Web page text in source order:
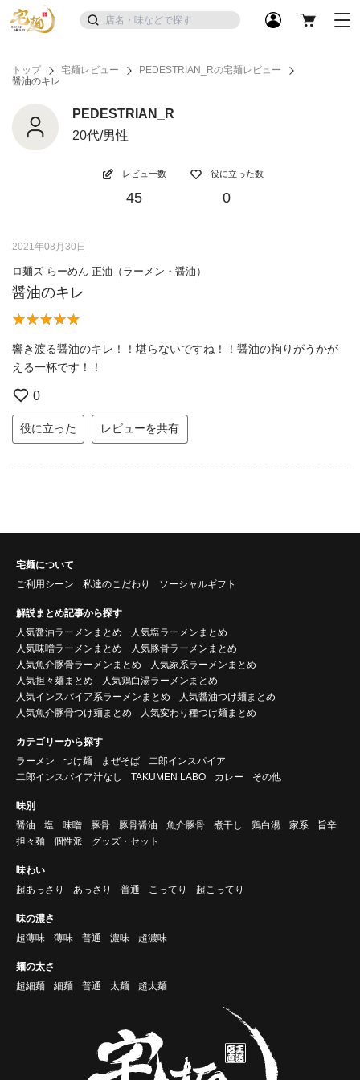
トップ 宅麺レビュー
PEDESTRIAN_Rの宅麺レビュー
醤油のキレ
PEDESTRIAN_R
20代/男性
レビュー数
45
役に立った数
0
2021年08月30日
ロ麺ズ らーめん 正油（ラーメン・醤油）
醤油のキレ
響き渡る醤油のキレ！！堪らないですね！！醤油の拘りがうかが
える一杯です！！
0
役に立った レビューを共有
宅麺について
ご利用シーン
私達のこだわり ソーシャルギフト
解説まとめ記事から探す
人気醤油ラーメンまとめ
人気塩ラーメンまとめ
人気味噌ラーメンまとめ
人気豚骨ラーメンまとめ
人気魚介豚骨ラーメンまとめ
人気家系ラーメンまとめ
人気担々麺まとめ
人気鶏白湯ラーメンまとめ
人気インスパイア系ラーメンまとめ
人気醤油つけ麺まとめ
人気魚介豚骨つけ麺まとめ
人気変わり種つけ麺まとめ
カテゴリーから探す
ラーメン
つけ麺 まぜそば
二郎インスパイア
二郎インスパイア汁なし
TAKUMEN LABO カレー その他
味別
醤油
塩 味噌 豚骨 豚骨醤油 魚介豚骨 煮干し 鶏白湯 家系
旨辛
担々麺
個性派 グッズ・セット
味わい
超あっさり
あっさり 普通 こってり 超こってり
味の濃さ
超薄味
薄味 普通 濃味 超濃味
麺の太さ
超細麺
細麺 普通 太麺 超太麺